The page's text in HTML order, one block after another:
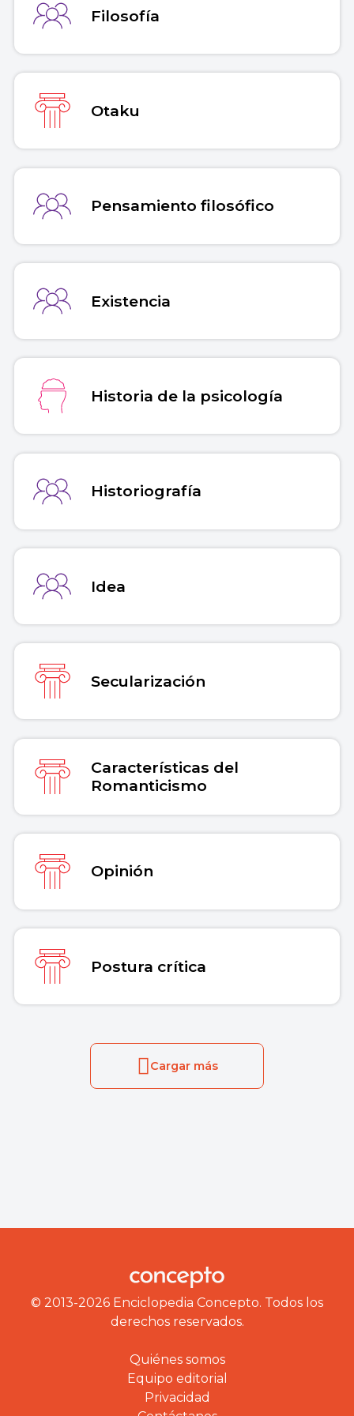
Filosofía
Otaku
Pensamiento filosófico
Existencia
Historia de la psicología
Historiografía
Idea
Secularización
Características del
Romanticismo
Opinión
Postura crítica
Cargar más
© 2013-2026 Enciclopedia Concepto. Todos los
derechos reservados.
Quiénes somos
Equipo editorial
Privacidad